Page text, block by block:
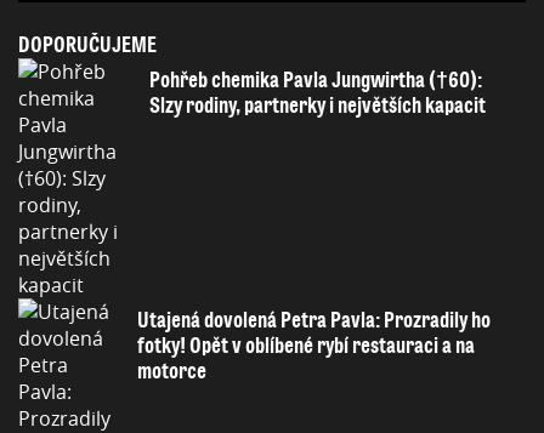
DOPORUČUJEME
Pohřeb chemika Pavla Jungwirtha (†60):
Slzy rodiny, partnerky i největších kapacit
Utajená dovolená Petra Pavla: Prozradily ho
fotky! Opět v oblíbené rybí restauraci a na
motorce